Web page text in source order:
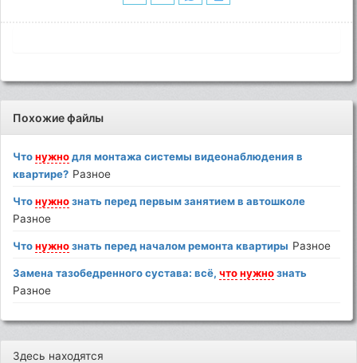
Похожие файлы
Чтонужнодля монтажа системы видеонаблюдения в
квартире? Разное
Чтонужнознать перед первым занятием в автошколе
Разное
Чтонужнознать перед началом ремонта квартиры Разное
Замена тазобедренного сустава: всё,что нужнознать
Разное
Здесь находятся